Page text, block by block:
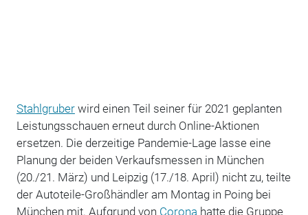
Stahlgruberwird einen Teil seiner für 2021 geplanten
Leistungsschauen erneut durch Online-Aktionen
ersetzen. Die derzeitige Pandemie-Lage lasse eine
Planung der beiden Verkaufsmessen in München
(20./21. März) und Leipzig (17./18. April) nicht zu, teilte
der Autoteile-Großhändler am Montag in Poing bei
München mit. Aufgrund von Corona hatte die Gruppe